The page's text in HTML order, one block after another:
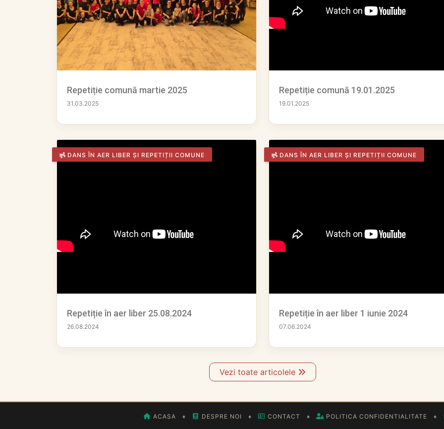
Repetiție comună martie 2025
31.03.2025
Repetiție comună 19.01.2025
19.01.2025
DANS ÎN AER LIBER ȘI REPETIȚII COMUNE
Repetiție în aer liber 25.08.2024
26.08.2024
DANS ÎN AER LIBER ȘI REPETIȚII COMUNE
Repetiție în aer liber 1 iunie 2024
07.06.2024
Vezi toate articolele
ACASA ♦ DESPRE NOI ♦ CONTACT ♦ POLITICA CONFIDENTIALITATE ♦